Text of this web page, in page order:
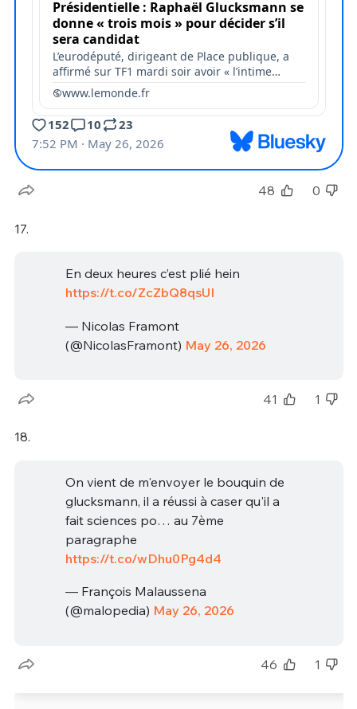
48 0
17.
En deux heures c’est plié hein
https://t.co/ZcZbQ8qsUI
— Nicolas Framont
(@NicolasFramont) May 26, 2026
41 1
18.
On vient de m'envoyer le bouquin de
glucksmann, il a réussi à caser qu'il a
fait sciences po… au 7ème
paragraphe
https://t.co/wDhu0Pg4d4
— François Malaussena
(@malopedia) May 26, 2026
46 1